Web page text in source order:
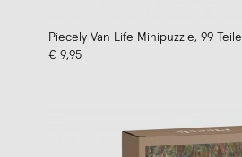
Piecely Van Life Minipuzzle, 99 Teile
€ 9,95